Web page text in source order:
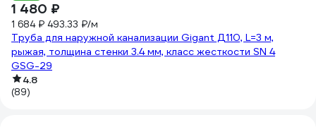
1 480 ₽
1 684 ₽ 493.33 ₽/м
Труба для наружной канализации Gigant Д110, L=3 м,
рыжая, толщина стенки 3.4 мм, класс жесткости SN 4
GSG-29
4.8
(89)